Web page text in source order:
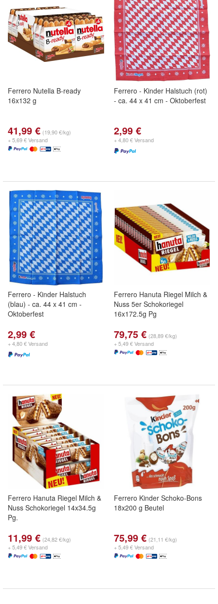
Ferrero Nutella B-ready
16x132 g
41,99 € (19,90 €/kg)
+ 5,69 € Versand
Ferrero - Kinder Halstuch (rot)
- ca. 44 x 41 cm - Oktoberfest
2,99 €
+ 4,80 € Versand
Ferrero - Kinder Halstuch
(blau) - ca. 44 x 41 cm -
Oktoberfest
2,99 €
+ 4,80 € Versand
Ferrero Hanuta Riegel Milch &
Nuss 5er Schokoriegel
16x172.5g Pg
79,75 € (28,89 €/kg)
+ 5,49 € Versand
Ferrero Hanuta Riegel Milch &
Nuss Schokoriegel 14x34.5g
Pg.
11,99 € (24,82 €/kg)
+ 5,49 € Versand
Ferrero Kinder Schoko-Bons
18x200 g Beutel
75,99 € (21,11 €/kg)
+ 5,49 € Versand